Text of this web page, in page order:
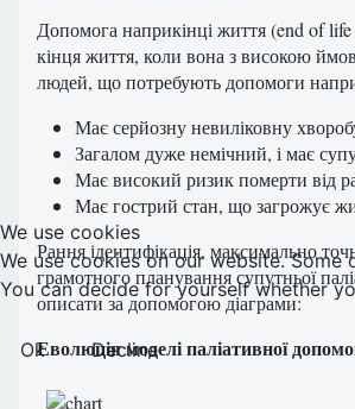
Допомога наприкінці життя (end of life
кінця життя, коли вона з високою
людей, що потребують допомоги
Має серйозну невиліковну
Загалом дуже немічний, і має
Має високий ризик померти від
Має гострий стан, що загрожує
Рання ідентифікація, максимально
грамотного планування супутньої
описати за допомогою діаграми:
Еволюція моделі паліативної
We use cookies
We use cookies on our website.
You can decide for yourself whether
Ok
Decline